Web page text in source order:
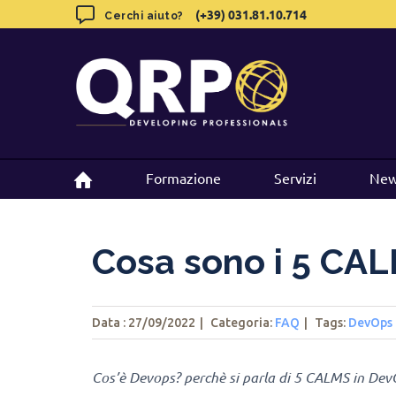
to
Cerchi aiuto? (+39) 031.81.10.714
Formazione Servizi
Cerchi aiuto? (+39) 031.81.10.714
Formazione Servizi
Cosa sono i 5
Data : 27/09/2022 Categoria: FAQ Tags: DevOps
Cos’è Devops? perchè si parla di 5 CALMS in